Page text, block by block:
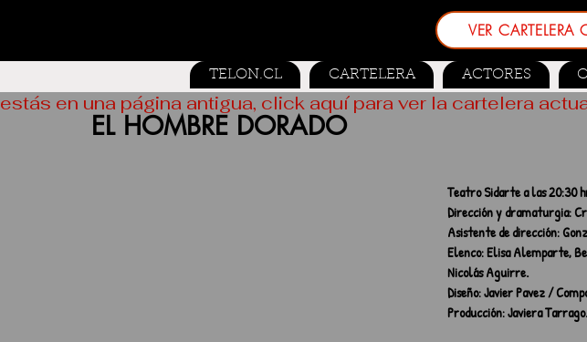
VER
TELON.CL CARTELERA ACTORES
EL HOMBRE DORADO
Teatro Sidarte a las 20:30
Dirección y dramaturgia:
Asistente de dirección:
Elenco: Elisa Alemparte,
Nicolás Aguirre.
Diseño: Javier Pavez /
Producción: Javiera Tarrago.
estás en una página antigua, click aquí para ver la cartelera